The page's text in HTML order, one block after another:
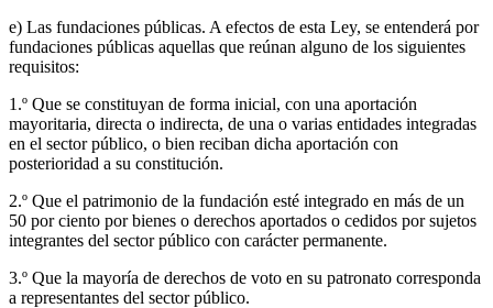
e) Las fundaciones públicas. A efectos de esta Ley, se entenderá por
fundaciones públicas aquellas que reúnan alguno de los siguientes
requisitos:
1.º Que se constituyan de forma inicial, con una aportación
mayoritaria, directa o indirecta, de una o varias entidades integradas
en el sector público, o bien reciban dicha aportación con
posterioridad a su constitución.
2.º Que el patrimonio de la fundación esté integrado en más de un
50 por ciento por bienes o derechos aportados o cedidos por sujetos
integrantes del sector público con carácter permanente.
3.º Que la mayoría de derechos de voto en su patronato corresponda
a representantes del sector público.